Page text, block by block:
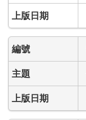
相
關
資
馬
燈
員